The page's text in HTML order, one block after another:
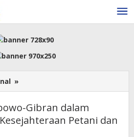
»
Prabowo-
dalam
Meningkatkan
Gibran dalam
Petani dan